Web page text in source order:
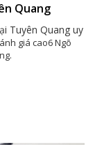
Quang
Tuyên Quang uy
giá cao6 Ngõ